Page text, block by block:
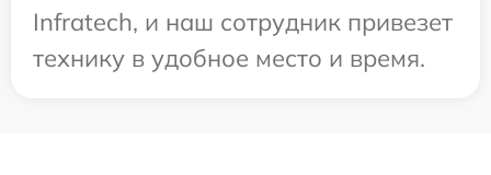
Infratech, и наш сотрудник привезет
технику в удобное место и время.